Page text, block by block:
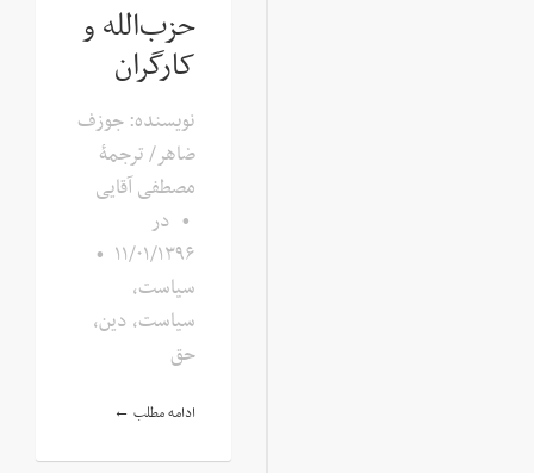
حزب‌الله و
کارگران
نویسنده: جوزف
ضاهر/ ترجمۀ
مصطفی آقایی
• در
۱۱/۰۱/۱۳۹۶ •
سیاست,
سیاست، دین،
حق
ادامه مطلب ←